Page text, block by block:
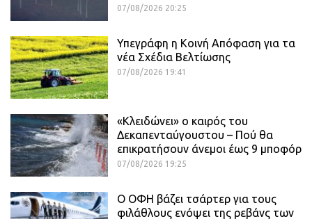
07/08/2026 20:25
Υπεγράφη η Κοινή Απόφαση για τα
νέα Σχέδια Βελτίωσης
07/08/2026 19:41
«Κλειδώνει» ο καιρός του
Δεκαπενταύγουστου – Πού θα
επικρατήσουν άνεμοι έως 9 μποφόρ
07/08/2026 19:25
Ο ΟΦΗ βάζει τσάρτερ για τους
φιλάθλους ενόψει της ρεβάνς των